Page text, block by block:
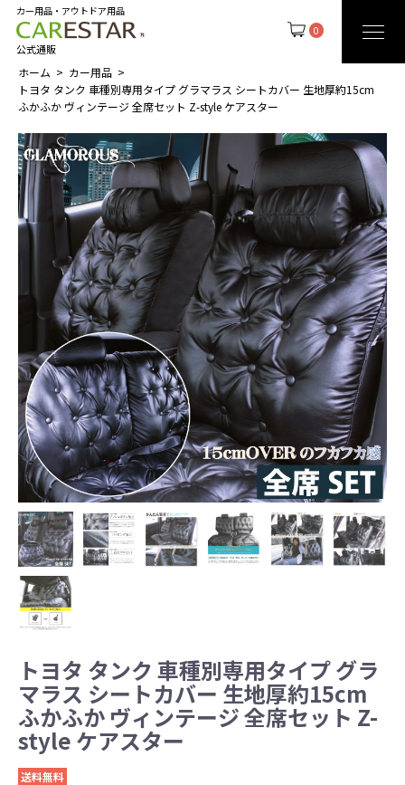
0
カー用品・アウトドア用品
公式通販
ホーム
カー用品
トヨタ タンク 車種別専用タイプ グラマラス シートカバー 生地厚約15cm
ふかふか ヴィンテージ 全席セット Z-style ケアスター
トヨタ タンク 車種別専用タイプ グラ
マラス シートカバー 生地厚約15cm
ふかふか ヴィンテージ 全席セット Z-
style ケアスター
送料無料